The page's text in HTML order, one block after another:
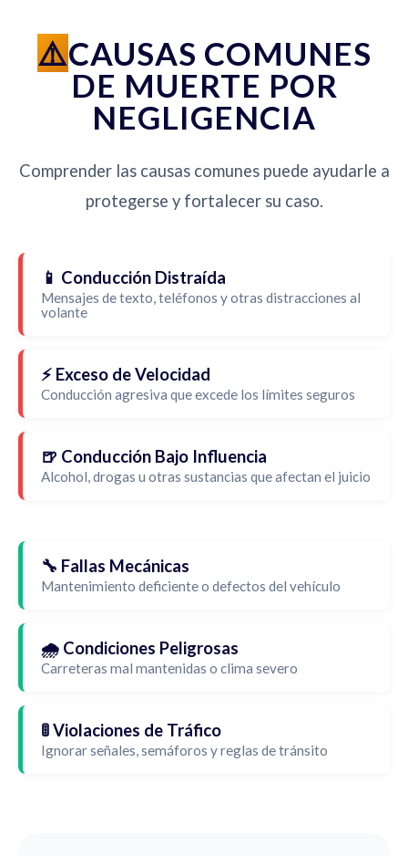
CAUSAS COMUNES
DE MUERTE POR
NEGLIGENCIA
Comprender las causas comunes puede ayudarle a
protegerse y fortalecer su caso.
📱 Conducción Distraída
Mensajes de texto, teléfonos y otras distracciones al
volante
⚡ Exceso de Velocidad
Conducción agresiva que excede los límites seguros
🍺 Conducción Bajo Influencia
Alcohol, drogas u otras sustancias que afectan el juicio
🔧 Fallas Mecánicas
Mantenimiento deficiente o defectos del vehículo
🌧️ Condiciones Peligrosas
Carreteras mal mantenidas o clima severo
🚦 Violaciones de Tráfico
Ignorar señales, semáforos y reglas de tránsito